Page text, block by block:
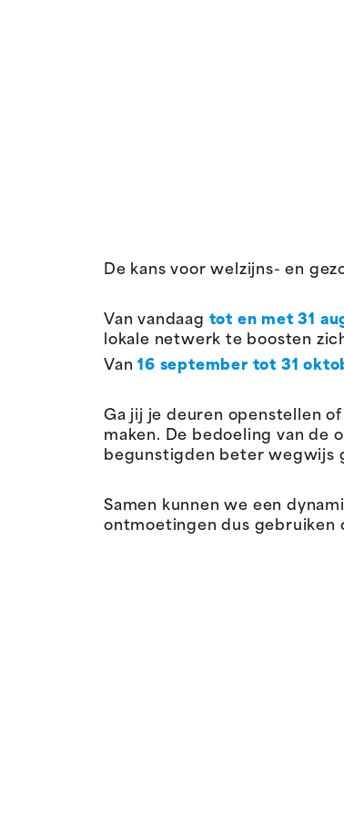
De kans voor welzijns- en
Van vandaag tot en met 31
lokale netwerk te boosten
Van16 september tot 31
Ga jij je deuren openstellen
maken. De bedoeling van de
begunstigden beter wegwijs
Samen kunnen we een
ontmoetingen dus gebruiken